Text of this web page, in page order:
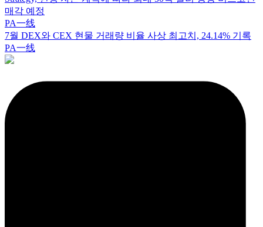
매각 예정
PA一线
7월 DEX와 CEX 현물 거래량 비율 사상 최고치, 24.14% 기록
PA一线